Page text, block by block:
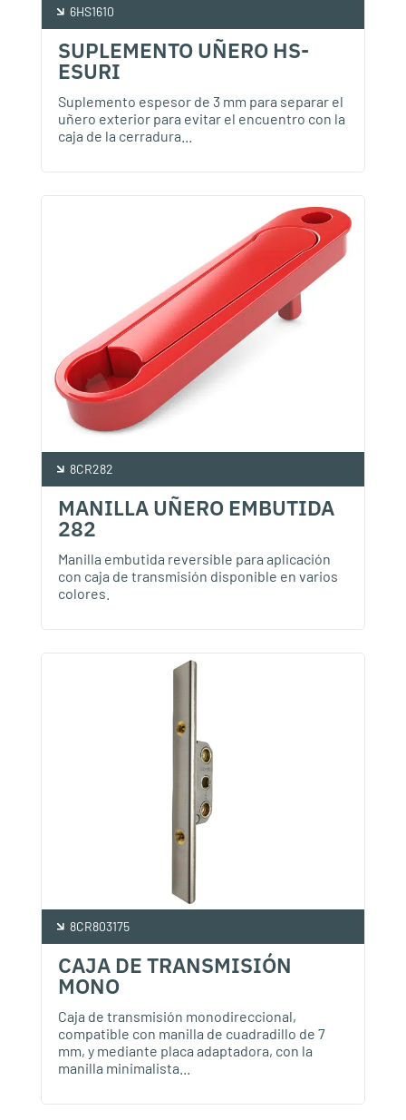
6HS1610
SUPLEMENTO UÑERO HS-
ESURI
Suplemento espesor de 3 mm para separar el
uñero exterior para evitar el encuentro con la
caja de la cerradura...
8CR282
MANILLA UÑERO EMBUTIDA
282
Manilla embutida reversible para aplicación
con caja de transmisión disponible en varios
colores.
8CR803175
CAJA DE TRANSMISIÓN
MONO
Caja de transmisión monodireccional,
compatible con manilla de cuadradillo de 7
mm, y mediante placa adaptadora, con la
manilla minimalista...